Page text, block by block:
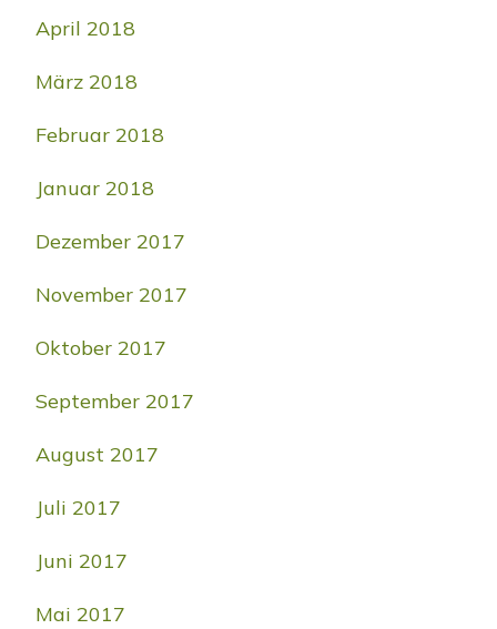
April 2018
März 2018
Februar 2018
Januar 2018
Dezember 2017
November 2017
Oktober 2017
September 2017
August 2017
Juli 2017
Juni 2017
Mai 2017